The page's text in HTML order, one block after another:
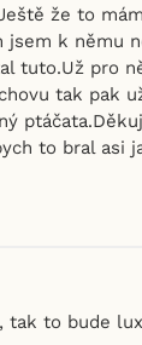
že to
jsem k němu
tuto.Už pro
tak pak
to bral asi
tak to bude